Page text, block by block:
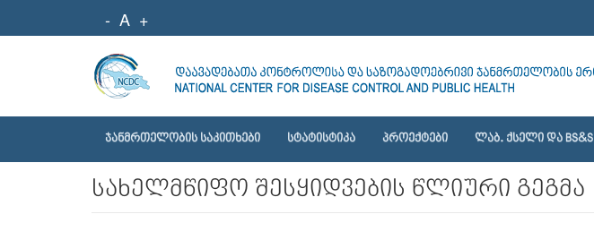
- A +
ᲯᲐᲜᲛᲠᲗᲔᲚᲝᲑᲘᲡ ᲡᲐᲙᲘᲗᲮᲔᲑᲘ ᲡᲢᲐᲢᲘᲡᲢᲘᲙᲐ ᲞᲠᲝᲔᲥᲢᲔᲑᲘ ᲚᲐᲑ. ᲥᲡᲔᲚᲘ ᲓᲐ BS&S
სახელმწიფო შესყიდვების წლიური გეგმა